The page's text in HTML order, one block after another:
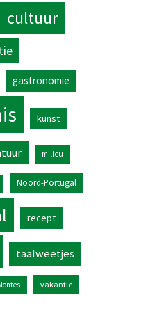
cultuur
gastronomie
kunst
milieu
Noord-Portugal
recept
taalweetjes
vakantie